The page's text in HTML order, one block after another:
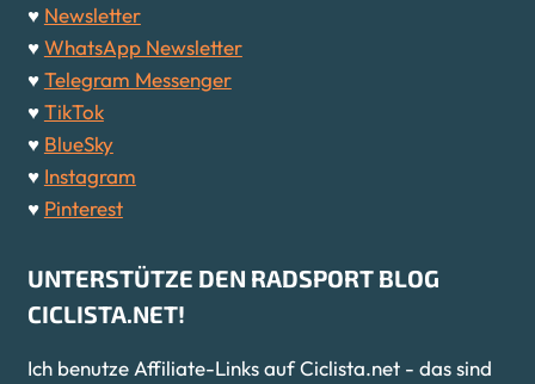
♥ Newsletter
♥WhatsApp Newsletter
♥Telegram Messenger
♥TikTok
♥ BlueSky
♥ Instagram
♥ Pinterest
UNTERSTÜTZE DEN RADSPORT BLOG
CICLISTA.NET!
Ich benutze Affiliate-Links auf Ciclista.net - das sind